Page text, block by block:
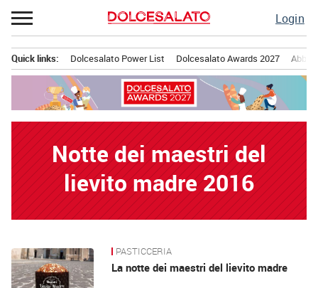
Passa
al
Login
principale
Quick links: Dolcesalato Power List Dolcesalato Awards 2027
Notte dei maestri del
lievito madre 2016
News PASTICCERIA
La notte dei maestri del lievito madre